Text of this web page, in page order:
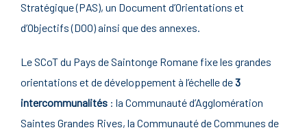
Stratégique (PAS), un Document d’Orientations et
d’Objectifs (DOO) ainsi que des annexes.
Le SCoT du Pays de Saintonge Romane fixe les grandes
orientations et de développement à l’échelle de3
intercommunalités : la Communauté d’Agglomération
Saintes Grandes Rives, la Communauté de Communes de